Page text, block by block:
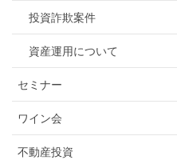
投資詐欺案件
資産運用について
セミナー
ワイン会
不動産投資